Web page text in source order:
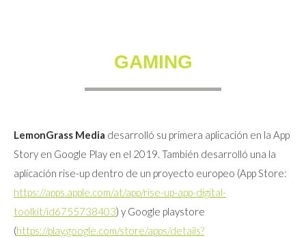
GAMING
LemonGrass Media desarrolló su primera aplicación en la App
Story en Google Play en el 2019. También desarrolló una la
aplicación rise-up dentro de un proyecto europeo (App Store:
https://apps.apple.com/at/app/rise-up-app-digital-
toolkit/id6755738403) y Google playstore
(https://play.google.com/store/apps/details?